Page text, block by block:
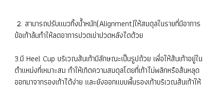
2. สามารถปรับแนวทิ้งน้ำหนัก(Alignment)ให้สมดุลในรายที่มีอาการ
ข้อเท้าล้มทำให้ลดอาการปวดเข่าปวดหลังไดด้วย
3.มี Heel Cup บริเวณส้นเท้ามีลักษณะเป็นรูปถ้วย เพื่อให้ส้นเท้าอยู่ใน
ตำแหน่งที่เหมาะสม ทำให้เกิดความสมดุลโดยที่เท้าไม่พลิกหรือส้นหลุด
ออกมาจากรองเท้าได้ง่าย และยังออกแบบพื้นรองเท้าบริเวณส้นเท้าให้